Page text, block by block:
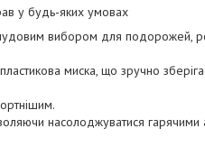
у будь-яких умовах
вибором для подорожей,
миска, що зручно
насолоджуватися гарячими